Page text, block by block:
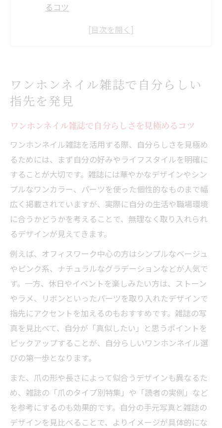
るコツ
ワンホンネイルとは何か徹底解説します
ル雑誌活用術
短め爪でも楽しむワンホンネイルの選び方
上品さが映えるワンホンネイルの魅力と特徴
ワンホンネイルの特徴を押さえて指先美人
ワンホンネイルと韓国ネイルの違いを知る
ポイント
ワンホンネイル雑誌で選ぶ大人の上品デザ
イン
華やかと上品を両立するワンホンネイルの
魅力
華やかな最新デザインを雑誌から学ぶ方法
ワンホンネイル雑誌で最新デザインを研究
する
トレンドを押さえたワンホンネイルの選び
方
ワンホンネイル雑誌で見つける注目のデザ
イン特集
マグネットやパーツで華やぐワンホンネイ
ル術
ワンホンネイル雑誌で自分らしい
指先を発見
ワンホンネイル雑誌で自分らしさを見極めるコツ
ワンホンネイル雑誌を活用する際、自分らしさを見極め
るためには、まず自分の好みやライフスタイルを明確に
することが大切です。雑誌には華やかなデザインやシン
プルなワンカラー、パーツを使った個性的なものまで幅
広く掲載されていますが、実際に自分の生活や職場環境
に合うかどうかを考えることで、無理なく取り入れられ
るデザインが見えてきます。
例えば、オフィスワーク中心の方はシンプルなベージュ
やピンク系、ナチュラルなグラデーションなどが人気で
す。一方、休日やイベントを楽しみたい方は、ストーン
やラメ、リボンといったパーツを取り入れたデザインで
指先にアクセントを加えるのもおすすめです。雑誌の写
真を見比べて、自分が「真似したい」と思うポイントを
ピックアップすることが、自分らしいワンホンネイル選
びの第一歩となります。
また、爪の形や長さによって似合うデザインも異なるた
め、雑誌の「爪のタイプ別特集」や「読者の実例」など
を参考にするのも効果的です。自分の手元写真と雑誌の
デザインを見比べることで、よりイメージが具体的にな